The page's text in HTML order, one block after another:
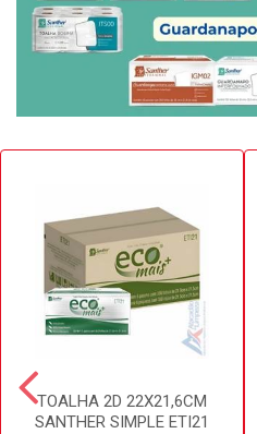
TOALHA 2D 22X21,6CM
SANTHER SIMPLE ETI21